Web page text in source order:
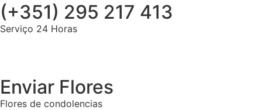
(+351) 295 217 413
Serviço 24 Horas
Enviar Flores
Flores de condolencias